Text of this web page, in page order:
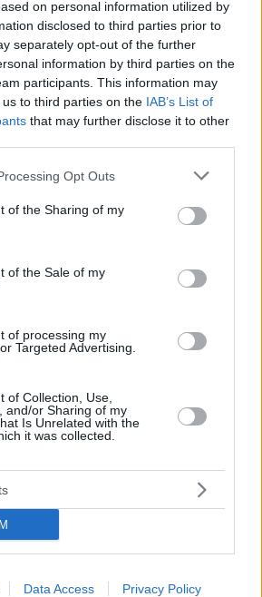
on personal information utilized by
disclosed to third parties prior to
separately opt-out of the further
information by third parties on the
participants. This information may
to third parties on the IAB’s List of
that may further disclose it to other
website/app uses one or more Google
or usage behaviour. You may click to
to Google and its third-party tags to
specified purposes in below Google
Opt Outs
of the Sharing of my
of the Sale of my
of processing my
Targeted Advertising.
of Collection, Use,
and/or Sharing of my
Is Unrelated with the
it was collected.
Data Access Privacy Policy
scomparire
milioni di euro dal bilancio
: Il governo di Orbán ha
lascerà che l’UE sanzioni il
da amianto senza precedenti –
persone esposte al materiale
published. Required fields are marked*